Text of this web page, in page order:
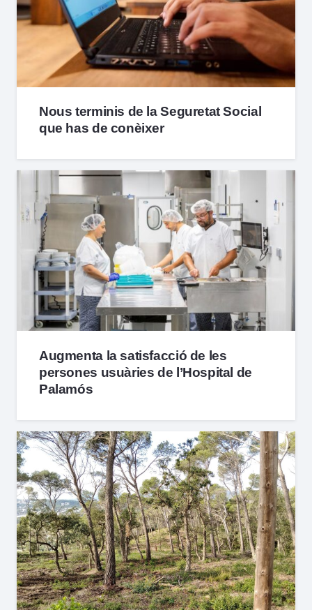
Nous terminis de la Seguretat Social
que has de conèixer
Augmenta la satisfacció de les
persones usuàries de l’Hospital de
Palamós